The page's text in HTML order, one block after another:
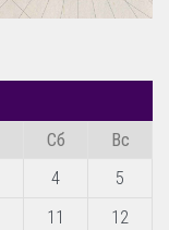
Сб
Вс
4
5
11
12